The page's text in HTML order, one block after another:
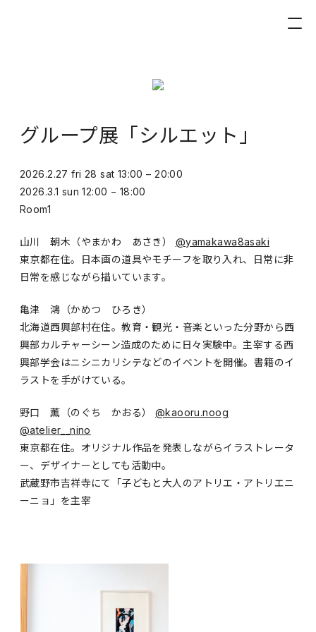
グループ展「シルエット」
2026.2.27 fri 28 sat 13:00 – 20:00
2026.3.1 sun 12:00 − 18:00
Room1
山川 朝木（やまかわ あさき） @yamakawa8asaki
東京都在住。日本画の道具やモチーフを取り入れ、日常に非
日常を感じながら描いています。
亀津 鴻（かめつ ひろき）
北海道西興部村在住。教育・観光・音楽といった分野から西
興部カルチャーシーン造成のために日々実験中。主宰する西
興部学会はニシニカリシテなどのイベントを開催。書籍のイ
ラストを手がけている。
野口 薫（のぐち かおる） @kaooru.noog
@atelier__nino
東京都在住。オリジナル作品を発表しながらイラストレータ
ー、デザイナーとしても活動中。
武蔵野市吉祥寺にて「子どもと大人のアトリエ・アトリエニ
ーニョ」を主宰